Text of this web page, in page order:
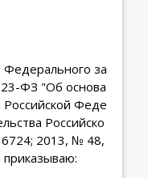
Федерального за
ФЗ "Об основа
Феде
Российско
2013, № 48,